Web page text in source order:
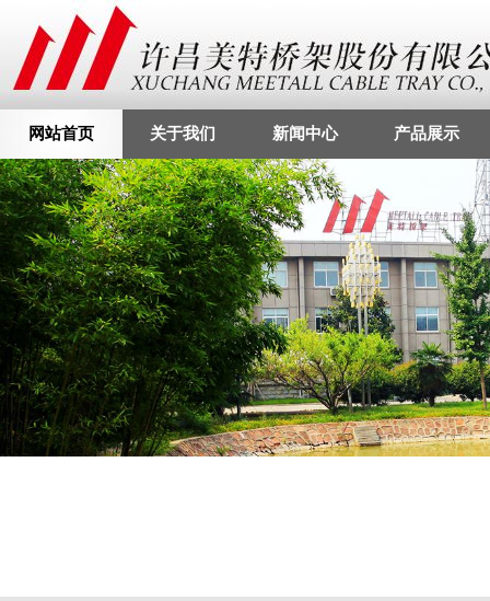
网站首页 关于我们 新闻中心 产品展示